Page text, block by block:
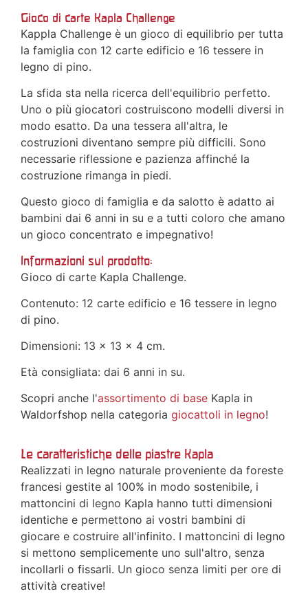
Gioco di carte Kapla Challenge
Kappla Challenge è un gioco di equilibrio per tutta
la famiglia con 12 carte edificio e 16 tessere in
legno di pino.
La sfida sta nella ricerca dell'equilibrio perfetto.
Uno o più giocatori costruiscono modelli diversi in
modo esatto. Da una tessera all'altra, le
costruzioni diventano sempre più difficili. Sono
necessarie riflessione e pazienza affinché la
costruzione rimanga in piedi.
Questo gioco di famiglia e da salotto è adatto ai
bambini dai 6 anni in su e a tutti coloro che amano
un gioco concentrato e impegnativo!
Informazioni sul prodotto:
Gioco di carte Kapla Challenge.
Contenuto: 12 carte edificio e 16 tessere in legno
di pino.
Dimensioni: 13 x 13 x 4 cm.
Età consigliata: dai 6 anni in su.
Scopri anche l'assortimento di base Kapla in
Waldorfshop nella categoria giocattoli in legno!
Le caratteristiche delle piastre Kapla
Realizzati in legno naturale proveniente da foreste
francesi gestite al 100% in modo sostenibile, i
mattoncini di legno Kapla hanno tutti dimensioni
identiche e permettono ai vostri bambini di
giocare e costruire all'infinito. I mattoncini di legno
si mettono semplicemente uno sull'altro, senza
incollarli o fissarli. Un gioco senza limiti per ore di
attività creative!